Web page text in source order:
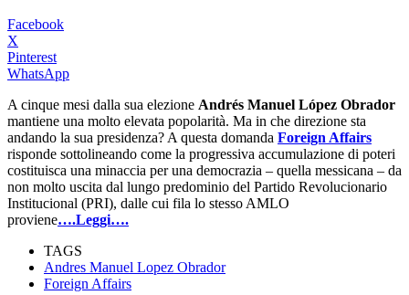
Facebook
X
Pinterest
WhatsApp
A cinque mesi dalla sua elezione Andrés Manuel López Obrador
mantiene una molto elevata popolarità. Ma in che direzione sta
andando la sua presidenza? A questa domanda Foreign Affairs
risponde sottolineando come la progressiva accumulazione di poteri
costituisca una minaccia per una democrazia – quella messicana – da
non molto uscita dal lungo predominio del Partido Revolucionario
Institucional (PRI), dalle cui fila lo stesso AMLO
proviene….Leggi….
TAGS
Andres Manuel Lopez Obrador
Foreign Affairs